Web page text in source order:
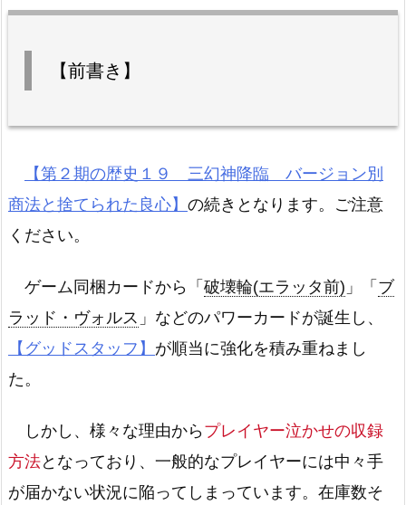
【前書き】
【第２期の歴史１９ 三幻神降臨 バージョン別
商法と捨てられた良心】 の続きとなります。ご注意
ください。
ゲーム同梱カードから「 破壊輪(エラッタ前) 」「 ブ
ラッド・ヴォルス 」などのパワーカードが誕生し、
【グッドスタッフ】 が順当に強化を積み重ねまし
た。
しかし、様々な理由から プレイヤー泣かせの収録
方法となっており、一般的なプレイヤーには中々手
が届かない状況に陥ってしまっています。在庫数そ